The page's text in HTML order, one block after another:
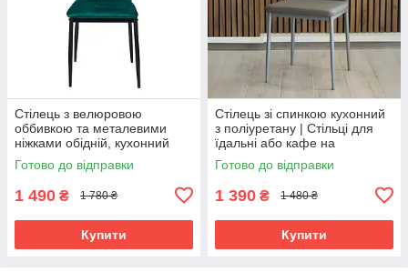
Стілець з велюровою
оббивкою та металевими
ніжками обідній, кухонний
м'який стілець зі спинкою
велюр
Готово до відправки
1 490 ₴ 1 780 ₴
Купити
Стілець зі спинкою кухонний
з поліуретану | Стільці для
їдальні або кафе на
металевих ніжках
Готово до відправки
1 390 ₴ 1 480 ₴
Купити